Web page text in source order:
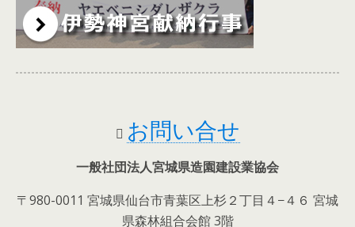
お問い合せ
一般社団法人宮城県造園建設業協会
〒980-0011 宮城県仙台市青葉区上杉２丁目４−４６ 宮城
県森林組合会館 3階